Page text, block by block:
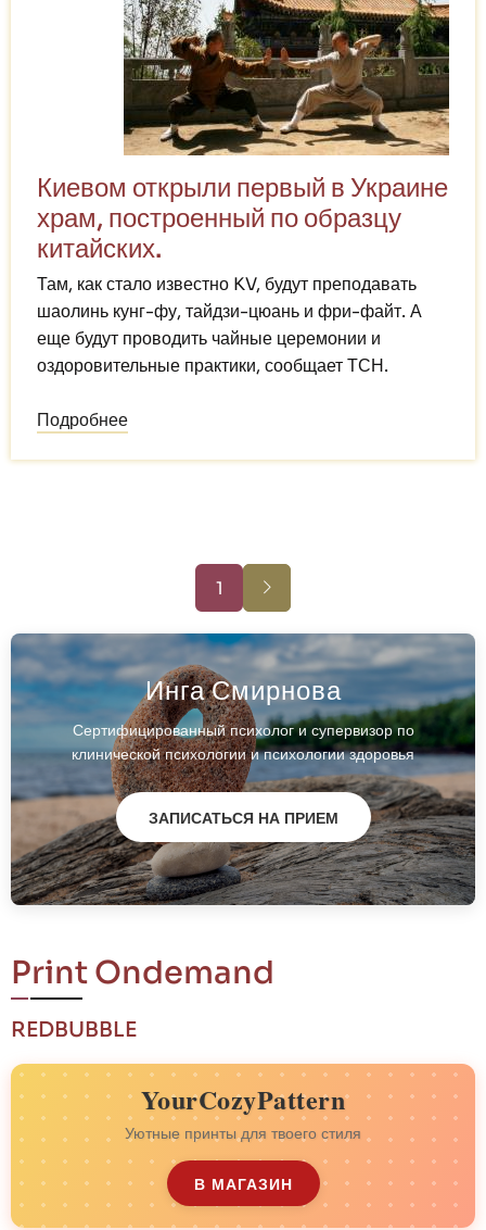
Киевом открыли первый в Украине
храм, построенный по образцу
китайских.
Там, как стало известно KV, будут преподавать
шаолинь кунг-фу, тайдзи-цюань и фри-файт. А
еще будут проводить чайные церемонии и
оздоровительные практики, сообщает ТСН.
Подробнее
монастыря1
страница
Инга Смирнова
Сертифицированный психолог и супервизор по
клинической психологии и психологии здоровья
ЗАПИСАТЬСЯ НА ПРИЕМ
Print Ondemand
REDBUBBLE
YourCozyPattern
Уютные принты для твоего стиля
В МАГАЗИН